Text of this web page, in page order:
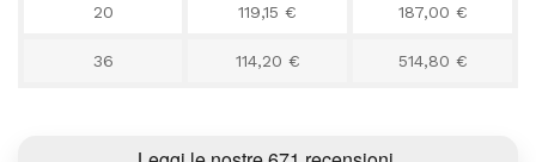
20 119,15 € 187,00 €
36 114,20 € 514,80 €